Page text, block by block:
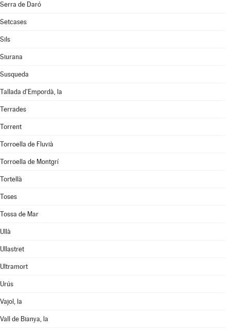
Serra de Daró
Setcases
Sils
Siurana
Susqueda
Tallada d'Empordà, la
Terrades
Torrent
Torroella de Fluvià
Torroella de Montgrí
Tortellà
Toses
Tossa de Mar
Ullà
Ullastret
Ultramort
Urús
Vajol, la
Vall de Bianya, la